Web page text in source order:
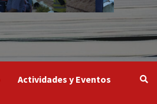
Actividades y Eventos